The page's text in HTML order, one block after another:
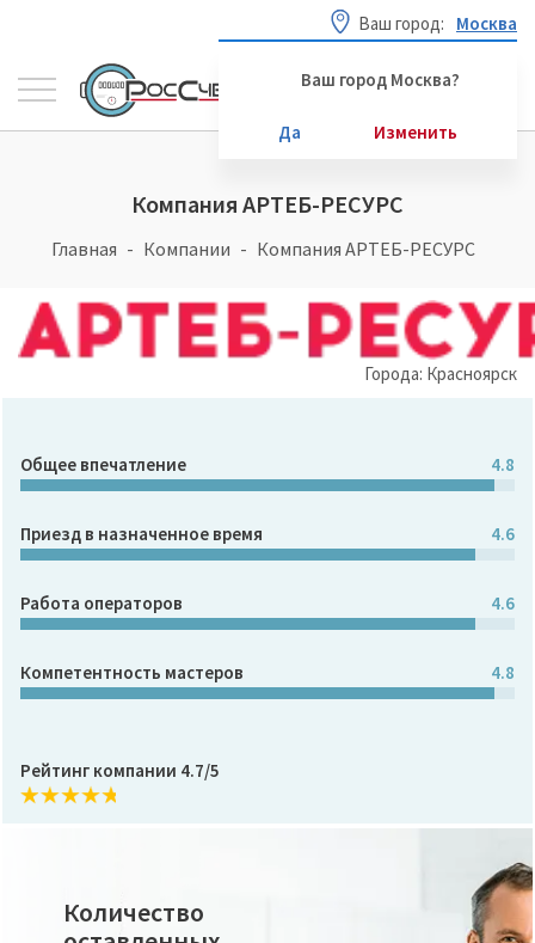
Ваш город: Москва
Ваш город Москва?
Да Изменить
Компания АРТЕБ-РЕСУРС
Главная Компании Компания АРТЕБ-РЕСУРС
Города: Красноярск
Общее впечатление 4.8
Приезд в назначенное время 4.6
Работа операторов 4.6
Компетентность мастеров 4.8
Рейтинг компании 4.7/5
Количество